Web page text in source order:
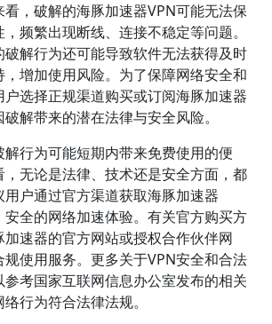
，破解的海豚加速器VPN可能无法保
频繁出现断线、连接不稳定等问题。
破解行为还可能导致软件无法获得及时
增加使用风险。为了保障网络安全和
选择正规渠道购买或订阅海豚加速器
解带来的潜在法律与安全风险。
行为可能短期内带来免费使用的便
无论是法律、技术还是安全方面，都
户通过官方渠道获取海豚加速器
全的网络加速体验。有关官方购买方
速器的官方网站或授权合作伙伴网
使用服务。更多关于VPN安全和合法
考国家互联网信息办公室发布的相关
行为符合法律法规。